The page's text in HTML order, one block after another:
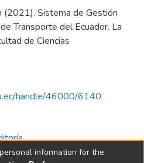
(2021). Sistema de Gestión
Transporte del Ecuador. La
de Ciencias
handle/46000/6140
information for the